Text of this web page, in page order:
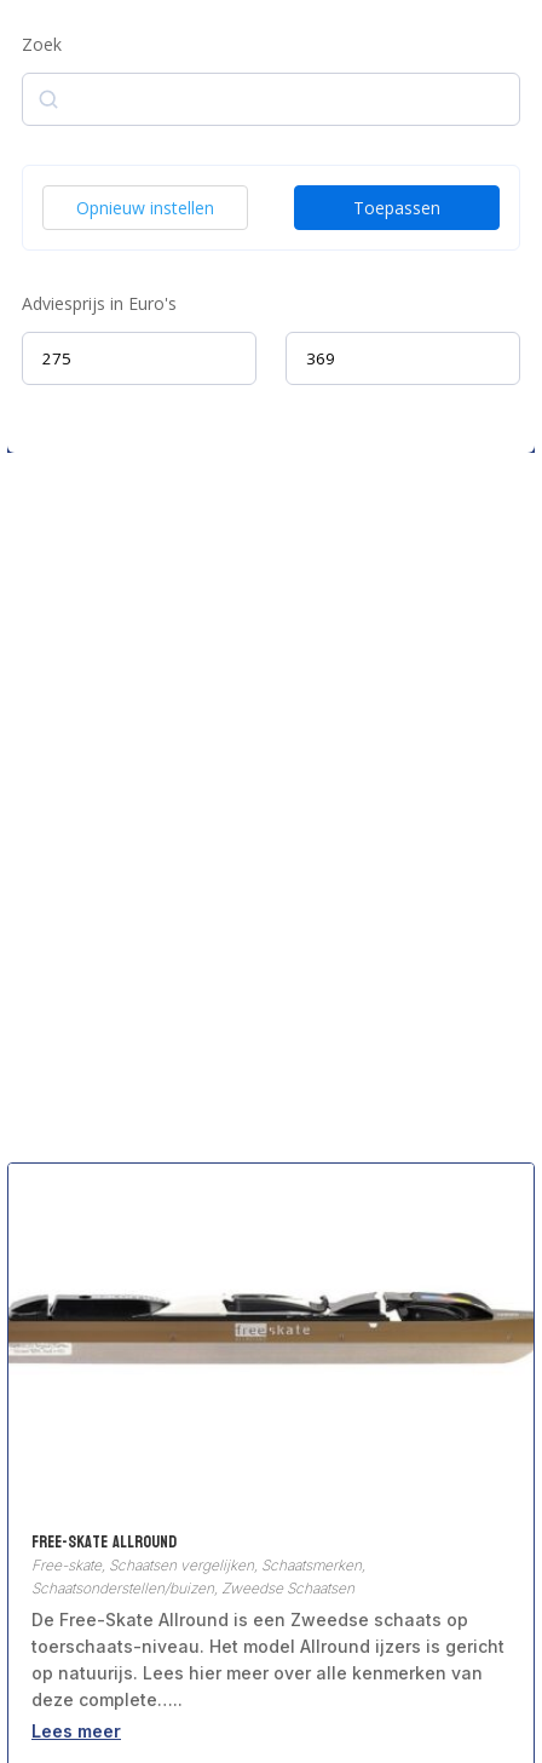
Zoek
Zoek
Toepassen
Opnieuw instellen
Adviesprijs in Euro's
Free-Skate Allround
Free-skate, Schaatsen vergelijken Schaatsmerken
Schaatsonderstellen/buizen Zweedse Schaatsen
De Free-Skate Allround is een Zweedse schaats op
toerschaats-niveau. Het model Allround ijzers is gericht
op natuurijs. Lees hier meer over alle kenmerken van
deze complete…..
Lees meer